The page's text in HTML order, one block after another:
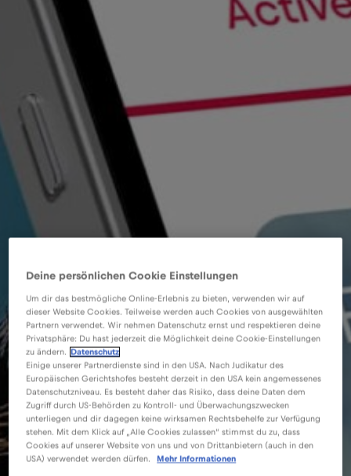
Deine persönlichen Cookie Einstellungen
Um dir das bestmögliche Online-Erlebnis zu bieten, verwenden wir auf
dieser Website Cookies. Teilweise werden auch Cookies von ausgewählten
Partnern verwendet. Wir nehmen Datenschutz ernst und respektieren deine
Privatsphäre: Du hast jederzeit die Möglichkeit deine Cookie-Einstellungen
zu ändern.
Datenschutz
Einige unserer Partnerdienste sind in den USA. Nach Judikatur des
Europäischen Gerichtshofes besteht derzeit in den USA kein angemessenes
Datenschutzniveau. Es besteht daher das Risiko, dass deine Daten dem
Zugriff durch US-Behörden zu Kontroll- und Überwachungszwecken
unterliegen und dir dagegen keine wirksamen Rechtsbehelfe zur Verfügung
stehen. Mit dem Klick auf „Alle Cookies zulassen“ stimmst du zu, dass
Cookies auf unserer Website von uns und von Drittanbietern (auch in den
USA) verwendet werden dürfen.
Mehr Informationen